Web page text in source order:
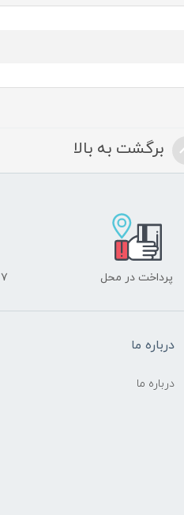
برگشت به بالا
پرداخت در محل ۷ روز ضمانت بازگشت
درباره ما
درباره ما